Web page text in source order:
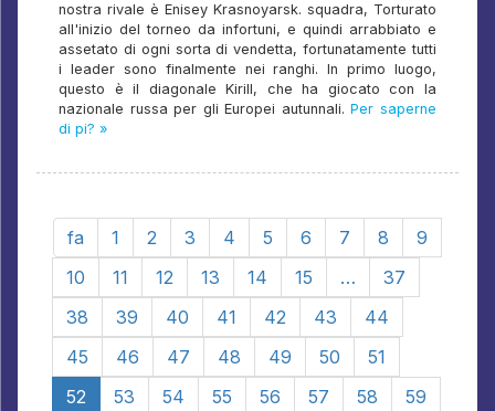
nostra rivale è Enisey Krasnoyarsk. squadra, Torturato
all'inizio del torneo da infortuni, e quindi arrabbiato e
assetato di ogni sorta di vendetta, fortunatamente tutti
i leader sono finalmente nei ranghi. In primo luogo,
questo è il diagonale Kirill, che ha giocato con la
nazionale russa per gli Europei autunnali. Per saperne
di pi? »
fa 1 2 3 4 5 6 7 8
9
10
11 12 13 14 15 …
37
38
39 40 41 42 43
44
45
46 47 48 49 50
51
52
53 54 55 56 57 58
59